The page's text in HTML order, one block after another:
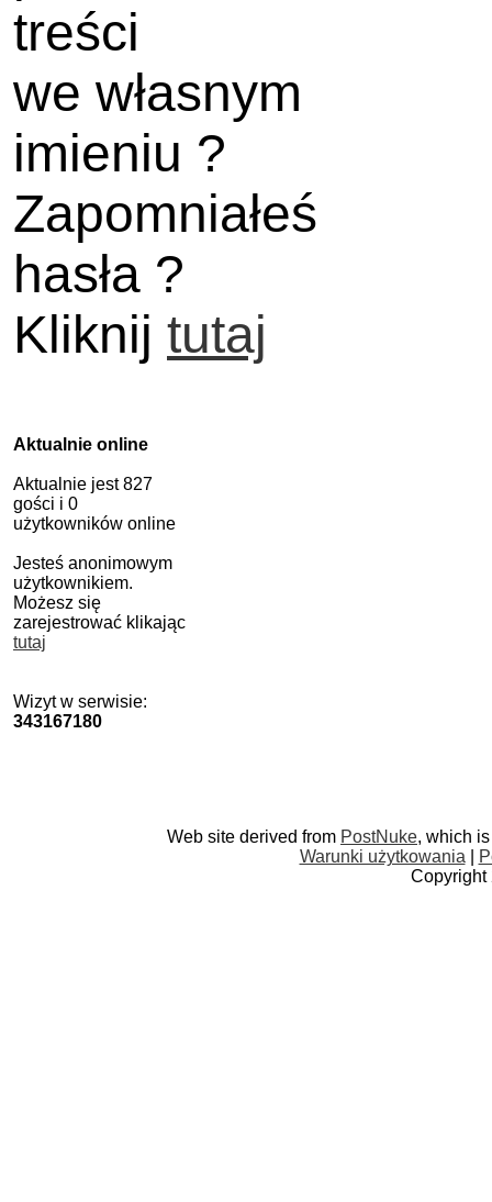
treści
we własnym
imieniu ?
Zapomniałeś
hasła ?
Kliknij tutaj
Aktualnie online
Aktualnie jest 827
gości i 0
użytkowników online
Jesteś anonimowym
użytkownikiem.
Możesz się
zarejestrować klikając
tutaj
Wizyt w serwisie:
343167180
Web site derived from PostNuke, which
Warunki użytkowania
Copyright